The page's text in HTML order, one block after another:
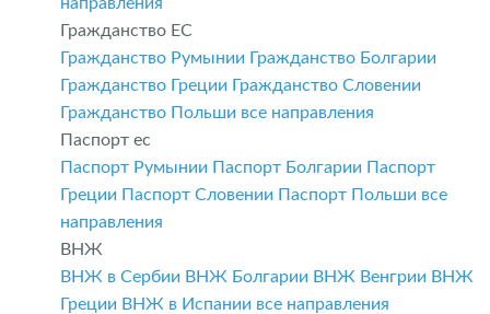
Гражданство ЕС
Гражданство Румынии Гражданство Болгарии
Гражданство Греции Гражданство Словении
Гражданство Польши все направления
Паспорт ес
Паспорт Румынии Паспорт Болгарии Паспорт
Греции Паспорт Словении Паспорт Польши все
направления
ВНЖ
ВНЖ в Сербии ВНЖ Болгарии ВНЖ Венгрии ВНЖ
Греции ВНЖ в Испании все направления